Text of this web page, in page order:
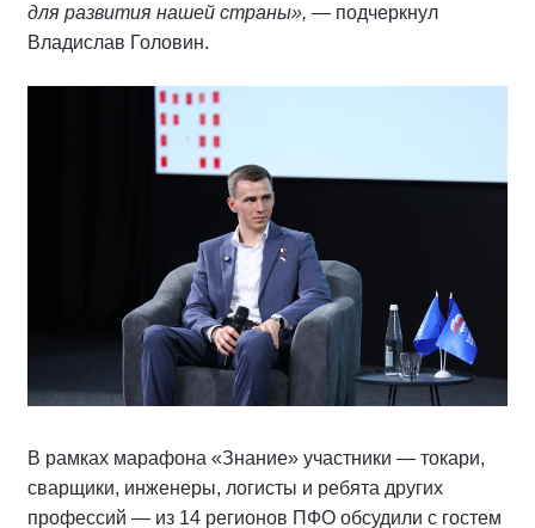
для развития нашей страны», — подчеркнул
Владислав Головин.
В рамках марафона «Знание» участники — токари,
сварщики, инженеры, логисты и ребята других
профессий — из 14 регионов ПФО обсудили с гостем